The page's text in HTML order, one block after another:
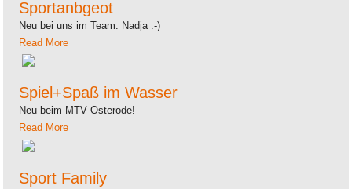
Sportanbgeot
Neu bei uns im Team: Nadja :-)
Read More
Spiel+Spaß im Wasser
Neu beim MTV Osterode!
Read More
Sport Family